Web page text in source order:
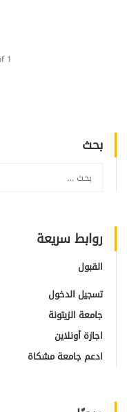
1
بحث
روابط سريعة
القبول
تسجيل الدخول
جامعة الزيتونة
اجازة أونلاين
ادعم جامعة مشكاة